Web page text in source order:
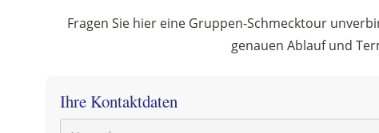
Fragen Sie hier eine Gruppen-Schmecktour
genauen Ablauf und
Ihre Kontaktdaten